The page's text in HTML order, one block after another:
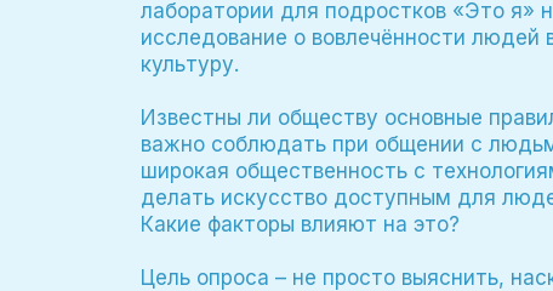
лаборатории для подростков «Это я»
исследование о вовлечённости людей
культуру.
Известны ли обществу основные
важно соблюдать при общении с
широкая общественность с
делать искусство доступным для
Какие факторы влияют на это?
Цель опроса – не просто выяснить,